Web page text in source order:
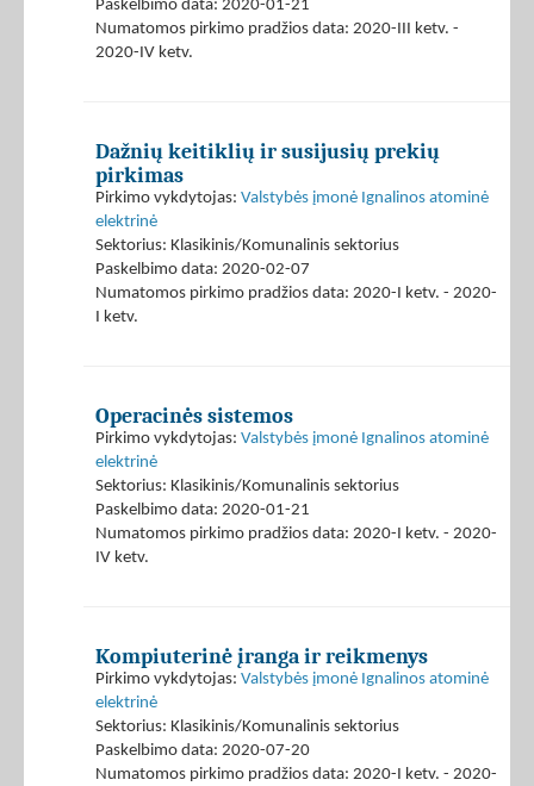
Paskelbimo data: 2020-01-21
Numatomos pirkimo pradžios data: 2020-III ketv. -
2020-IV ketv.
Dažnių keitiklių ir susijusių prekių
pirkimas
Pirkimo vykdytojas: Valstybės įmonė Ignalinos atominė
elektrinė
Sektorius: Klasikinis/Komunalinis sektorius
Paskelbimo data: 2020-02-07
Numatomos pirkimo pradžios data: 2020-I ketv. - 2020-
I ketv.
Operacinės sistemos
Pirkimo vykdytojas: Valstybės įmonė Ignalinos atominė
elektrinė
Sektorius: Klasikinis/Komunalinis sektorius
Paskelbimo data: 2020-01-21
Numatomos pirkimo pradžios data: 2020-I ketv. - 2020-
IV ketv.
Kompiuterinė įranga ir reikmenys
Pirkimo vykdytojas: Valstybės įmonė Ignalinos atominė
elektrinė
Sektorius: Klasikinis/Komunalinis sektorius
Paskelbimo data: 2020-07-20
Numatomos pirkimo pradžios data: 2020-I ketv. - 2020-